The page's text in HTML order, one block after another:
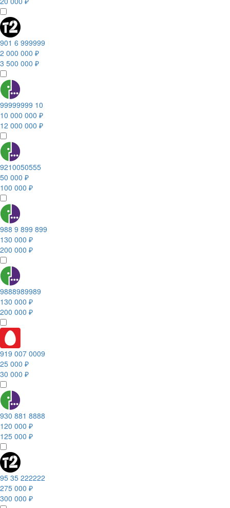
901 6 999999
2 000 000 ₽
3 500 000 ₽
99999999 10
10 000 000 ₽
12 000 000 ₽
9210050555
50 000 ₽
100 000 ₽
988 9 899 899
130 000 ₽
200 000 ₽
9888989989
130 000 ₽
200 000 ₽
919 007 0009
25 000 ₽
30 000 ₽
930 881 8888
120 000 ₽
125 000 ₽
95 35 222222
275 000 ₽
300 000 ₽